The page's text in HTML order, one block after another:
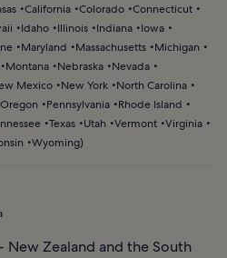
California Colorado Connecticut
Idaho Illinois Indiana
Iowa
Maryland Massachusetts
Michigan
Montana Nebraska
Nevada
Mexico New York
North Carolina
Oregon Pennsylvania
Rhode Island
Texas Utah Vermont Virginia
Wyoming)
New Zealand and the South